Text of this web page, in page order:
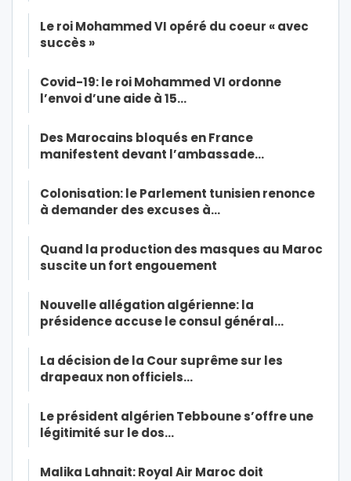
Le roi Mohammed VI opéré du coeur « avec
succès »
Covid-19: le roi Mohammed VI ordonne
l’envoi d’une aide à 15…
Des Marocains bloqués en France
manifestent devant l’ambassade…
Colonisation: le Parlement tunisien renonce
à demander des excuses à…
Quand la production des masques au Maroc
suscite un fort engouement
Nouvelle allégation algérienne: la
présidence accuse le consul général…
La décision de la Cour suprême sur les
drapeaux non officiels…
Le président algérien Tebboune s’offre une
légitimité sur le dos…
Malika Lahnait: Royal Air Maroc doit